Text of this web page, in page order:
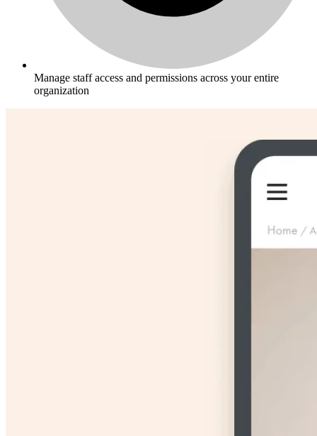
Manage staff access and permissions across your entire
organization